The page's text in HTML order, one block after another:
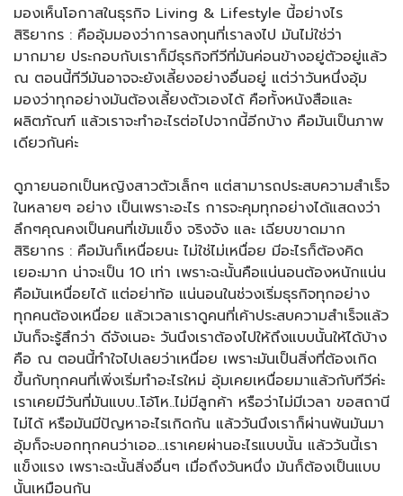
มองเห็นโอกาสในธุรกิจ Living & Lifestyle นี้อย่างไร
สิริยากร : คืออุ้มมองว่าการลงทุนที่เราลงไป มันไม่ใช่ว่า
มากมาย ประกอบกับเราก็มีธุรกิจทีวีที่มันค่อนข้างอยู่ตัวอยู่แล้ว
ณ ตอนนี้ทีวีมันอาจจะยังเลี้ยงอย่างอื่นอยู่ แต่ว่าวันหนึ่งอุ้ม
มองว่าทุกอย่างมันต้องเลี้ยงตัวเองได้ คือทั้งหนังสือและ
ผลิตภัณฑ์ แล้วเราจะทำอะไรต่อไปจากนี้อีกบ้าง คือมันเป็นภาพ
เดียวกันค่ะ
ดูภายนอกเป็นหญิงสาวตัวเล็กๆ แต่สามารถประสบความสำเร็จ
ในหลายๆ อย่าง เป็นเพราะอะไร การจะคุมทุกอย่างได้แสดงว่า
ลึกๆคุณคงเป็นคนที่เข้มแข็ง จริงจัง และ เฉียบขาดมาก
สิริยากร : คือมันก็เหนื่อยนะ ไม่ใช่ไม่เหนื่อย มีอะไรก็ต้องคิด
เยอะมาก น่าจะเป็น 10 เท่า เพราะฉะนั้นคือแน่นอนต้องหนักแน่น
คือมันเหนื่อยได้ แต่อย่าท้อ แน่นอนในช่วงเริ่มธุรกิจทุกอย่าง
ทุกคนต้องเหนื่อย แล้วเวลาเราดูคนที่เค้าประสบความสำเร็จแล้ว
มันก็จะรู้สึกว่า ดีจังเนอะ วันนึงเราต้องไปให้ถึงแบบนั้นให้ได้บ้าง
คือ ณ ตอนนี้ทำใจไปเลยว่าเหนื่อย เพราะมันเป็นสิ่งที่ต้องเกิด
ขึ้นกับทุกคนที่เพิ่งเริ่มทำอะไรใหม่ อุ้มเคยเหนื่อยมาแล้วกับทีวีค่ะ
เราเคยมีวันที่มันแบบ..โอ้โห..ไม่มีลูกค้า หรือว่าไม่มีเวลา ขอสถานี
ไม่ได้ หรือมันมีปัญหาอะไรเกิดกัน แล้ววันนึงเราก็ผ่านพ้นมันมา
อุ้มก็จะบอกทุกคนว่าเออ…เราเคยผ่านอะไรแบบนั้น แล้ววันนี้เรา
แข็งแรง เพราะฉะนั้นสิ่งอื่นๆ เมื่อถึงวันหนึ่ง มันก็ต้องเป็นแบบ
นั้นเหมือนกัน